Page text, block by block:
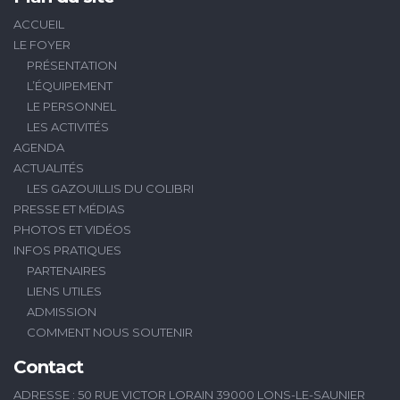
ACCUEIL
LE FOYER
PRÉSENTATION
L’ÉQUIPEMENT
LE PERSONNEL
LES ACTIVITÉS
AGENDA
ACTUALITÉS
LES GAZOUILLIS DU COLIBRI
PRESSE ET MÉDIAS
PHOTOS ET VIDÉOS
INFOS PRATIQUES
PARTENAIRES
LIENS UTILES
ADMISSION
COMMENT NOUS SOUTENIR
Contact
ADRESSE : 50 RUE VICTOR LORAIN 39000 LONS-LE-SAUNIER